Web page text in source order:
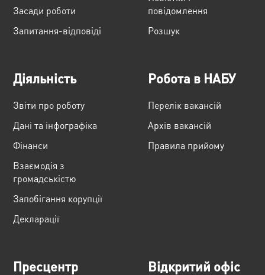
Засади роботи
Запитання-відповіді
повідомлення
Розшук
Діяльність
Звіти про роботу
Дані та інфографіка
Фінанси
Взаємодія з
громадськістю
Запобігання корупції
Декларації
Робота в НАБУ
Перелік вакансій
Архів вакансій
Правила прийому
Пресцентр Відкритий офіс